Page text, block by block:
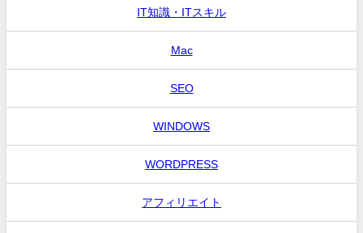
IT知識・ITスキル
Mac
SEO
WINDOWS
WORDPRESS
アフィリエイト